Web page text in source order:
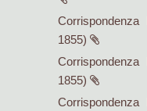
Corrispondenza
1855)
Corrispondenza
1855)
Corrispondenza